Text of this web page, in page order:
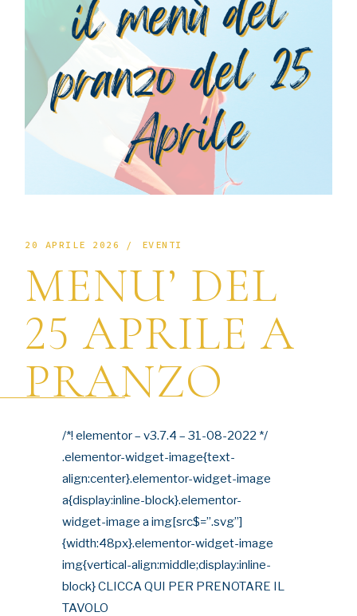
20 APRILE 2026 EVENTI
MENU’ DEL
25 APRILE A
PRANZO
/*! elementor – v3.7.4 – 31-08-2022 */
.elementor-widget-image{text-
align:center}.elementor-widget-image
a{display:inline-block}.elementor-
widget-image a img[src$=”.svg”]
{width:48px}.elementor-widget-image
img{vertical-align:middle;display:inline-
block} CLICCA QUI PER PRENOTARE IL
TAVOLO